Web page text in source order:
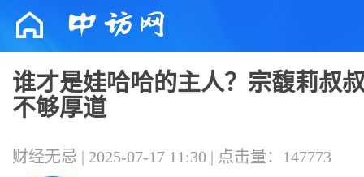
谁才是娃哈哈的主人？宗馥莉叔
不够厚道
财经无忌 | 2025-07-17 11:30 | 点击量：147773